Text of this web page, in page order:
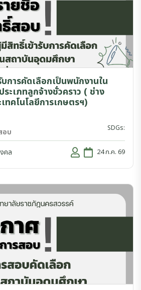
การคัดเลือกเป็นพนักงานใน
ะเภทลูกจ้างชั่วคราว ( ช่าง
คโนโลยีการเกษตรฯ)
อบ SDGs:
คล 24 ก.ค. 69